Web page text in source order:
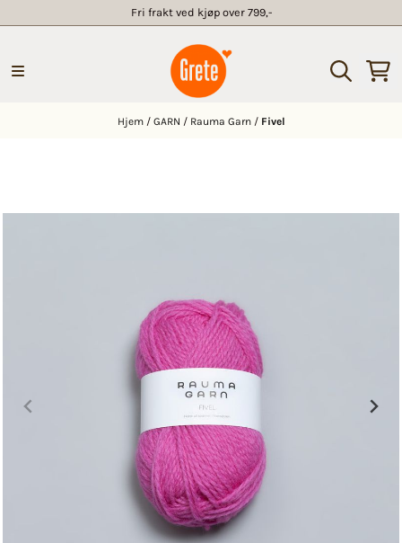
Fri frakt ved kjøp over 799,-
Hjem / GARN / Rauma Garn / Fivel